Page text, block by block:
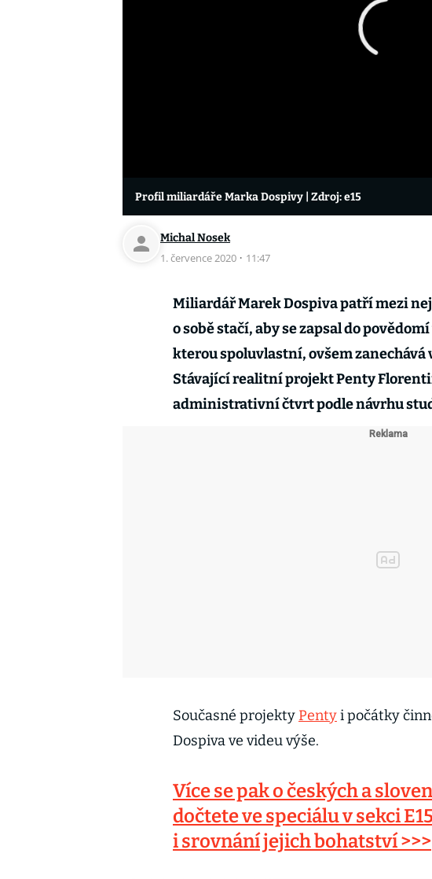
Profil miliardáře Marka Dospivy | Zdroj: e15
Michal Nosek
1. července 2020 · 11:47
Miliardář Marek Dospiva patří mezi
o sobě stačí, aby se zapsal do
kterou spoluvlastní, ovšem zanechává
Stávající realitní projekt Penty
administrativní čtvrt podle návrhu
Současné projekty Pentyi počátky
Dospiva ve videu výše.
Více se pak o českých a
dočtete ve speciálu v sekci
i srovnání jejich bohatství >>>